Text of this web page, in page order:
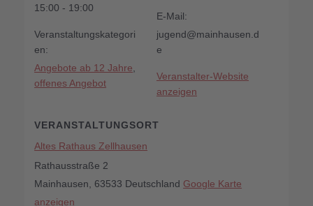
15:00 - 19:00
Veranstaltungskategori
en:
Angebote ab 12 Jahre,
offenes Angebot
VERANSTALTUNGSORT
Altes Rathaus Zellhausen
Rathausstraße 2
Mainhausen
63533 Deutschland Google Karte
anzeigen
E-Mail:
jugend@mainhausen.d
e
Veranstalter-Website
anzeigen